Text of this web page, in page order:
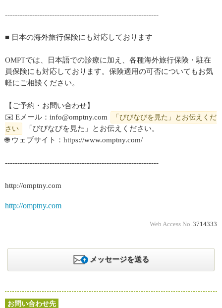
--------------------------------------------------------------
■ 日本の海外旅行保険にも対応しております
OMPTでは、日本語での診療に加え、各種海外旅行保険・駐在
員保険にも対応しております。保険適用の可否についてもお気
軽にご相談ください。
【ご予約・お問い合わせ】
✉️ Eメール：info@omptny.com
「びびなびを見た」とお伝えくだ
さい
「びびなびを見た」とお伝えください。
🌐 ウェブサイト：https://www.omptny.com/
--------------------------------------------------------------
http://omptny.com
http://omptny.com
Web Access No. 3714333
メッセージを送る
お問い合わせ先